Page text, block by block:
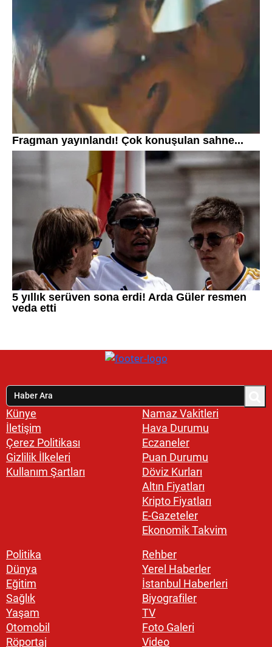
Künye
İletişim
Çerez Politikası
Gizlilik İlkeleri
Kullanım Şartları
Namaz Vakitleri
Hava Durumu
Eczaneler
Puan Durumu
Döviz Kurları
Altın Fiyatları
Kripto Fiyatları
E-Gazeteler
Ekonomik Takvim
Politika
Dünya
Eğitim
Sağlık
Yaşam
Otomobil
Röportaj
Rehber
Yerel Haberler
İstanbul Haberleri
Biyografiler
TV
Foto Galeri
Video